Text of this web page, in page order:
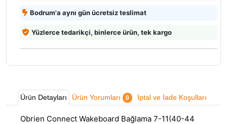
Bodrum'a aynı gün ücretsiz teslimat
Yüzlerce tedarikçi, binlerce ürün, tek kargo
Ürün Detayları Ürün Yorumları 0 İptal ve İade Koşulları
Obrien Connect Wakeboard Bağlama 7-11(40-44